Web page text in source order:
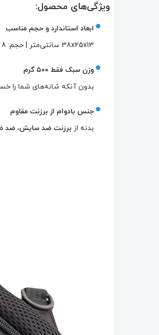
ویژگی‌های محصول:
ابعاد استاندارد و حجم مناسب
38x25x13 سانتی‌متر | حجم: 8 لیتر – مناسب برای حمل لوازم روزمره مانند موبایل، کیف پول، کلید، بطری آب، کتابچه و…
وزن سبک فقط ۵۰۰ گرم
بدون آنکه شانه‌های شما را
جنس بادوام از برزنت مقاوم
بدنه از برزنت ضد سایش، ضد